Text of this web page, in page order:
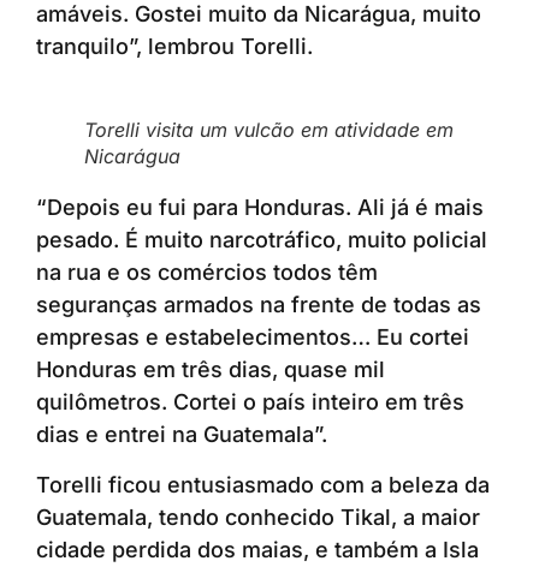
amáveis. Gostei muito da Nicarágua, muito
tranquilo”, lembrou Torelli.
Torelli visita um vulcão em atividade em
Nicarágua
“Depois eu fui para Honduras. Ali já é mais
pesado. É muito narcotráfico, muito policial
na rua e os comércios todos têm
seguranças armados na frente de todas as
empresas e estabelecimentos… Eu cortei
Honduras em três dias, quase mil
quilômetros. Cortei o país inteiro em três
dias e entrei na Guatemala”.
Torelli ficou entusiasmado com a beleza da
Guatemala, tendo conhecido Tikal, a maior
cidade perdida dos maias, e também a Isla